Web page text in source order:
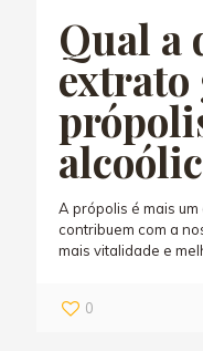
Qual a
A própolis é mais
contribuem com a
mais vitalidade e
0